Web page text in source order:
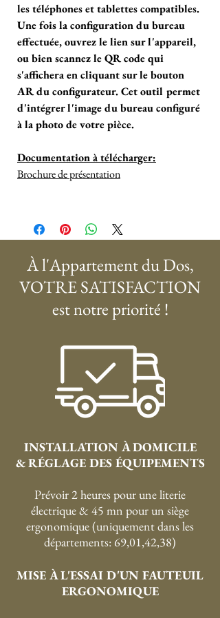
les téléphones et tablettes compatibles.
Une fois la configuration du bureau
effectuée, ouvrez le lien sur l'appareil,
ou bien scannez le QR code qui
s'affichera en cliquant sur le bouton
AR du configurateur. Cet outil permet
d'intégrer l'image du bureau configuré
à la photo de votre pièce.
Documentation à télécharger:
Brochure de présentation
À l'Appartement du Dos,
VOTRE SATISFACTION
est notre priorité !
INSTALLATION À DOMICILE
& RÉGLAGE DES ÉQUIPEMENTS
Prévoir 2 heures pour une literie
électrique & 45 mn pour un siège
ergonomique (uniquement dans les
départements: 69,01,42,38)
MISE À L'ESSAI D'UN FAUTEUIL
ERGONOMIQUE